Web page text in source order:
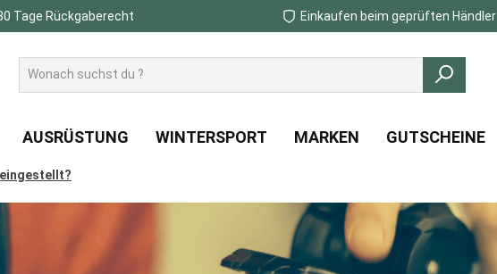
Tage Rückgaberecht Einkaufen beim geprüften Händler
AUSRÜSTUNG WINTERSPORT MARKEN GUTSCHEINE